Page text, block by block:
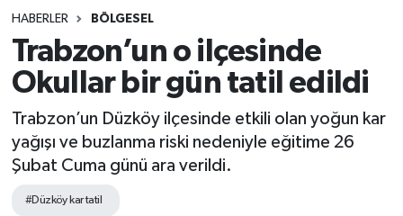
HABERLER BÖLGESEL
Trabzon’un o ilçesinde
Okullar bir gün tatil edildi
Trabzon’un Düzköy ilçesinde etkili olan yoğun kar
yağışı ve buzlanma riski nedeniyle eğitime 26
Şubat Cuma günü ara verildi.
#Düzköy kar tatil
Trafik Durumu
Süper Lig Puan Durumu ve Fikstür
Son Dakika Haberleri
Haber Arşivi